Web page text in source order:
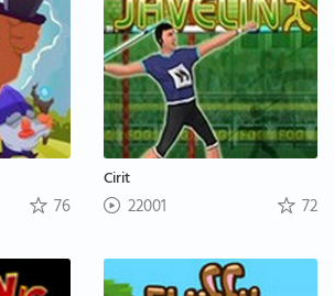
76
Cirit
22001 72